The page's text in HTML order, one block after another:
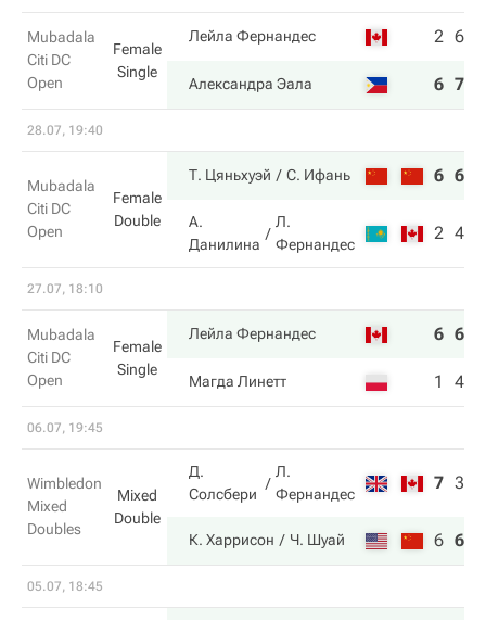
Mubadala
Citi DC
Open
Female
Single
Лейла Фернандес 2 6
Александра Эала 6 7
28.07, 19:40
Mubadala
Citi DC
Open
Female
Double
Т. Цяньхуэй С. Ифань 6 6
А.
Данилина
Л.
Фернандес
2 4
27.07, 18:10
Mubadala
Citi DC
Open
Female
Single
Лейла Фернандес 6 6
Магда Линетт 1 4
06.07, 19:45
Wimbledon
Mixed
Doubles
Mixed
Double
Д.
Солсбери
Л.
Фернандес
7 3
К. Харрисон Ч. Шуай 6 6
05.07, 18:45